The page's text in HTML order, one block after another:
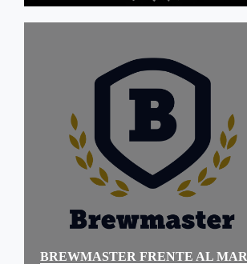
BREWMASTER FRENTE AL MAR